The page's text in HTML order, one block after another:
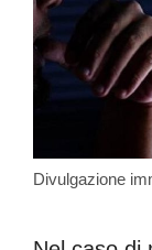
Divulgazione